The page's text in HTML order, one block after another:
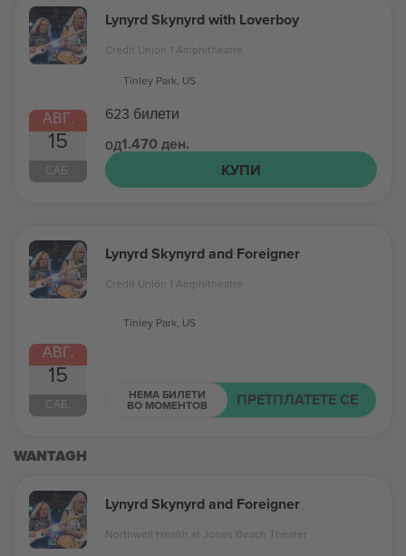
АВГ.
15
САБ.
Lynyrd Skynyrd with Loverboy
Credit Union 1 Amphitheatre
Tinley Park, US
623 билети
од1.470 ден.
КУПИ
АВГ.
15
САБ.
Lynyrd Skynyrd and Foreigner
Credit Union 1 Amphitheatre
Tinley Park, US
НЕМА БИЛЕТИ
ВО МОМЕНТОВ ПРЕТПЛАТЕТЕ СЕ
WANTAGH
Lynyrd Skynyrd and Foreigner
Northwell Health at Jones Beach Theater